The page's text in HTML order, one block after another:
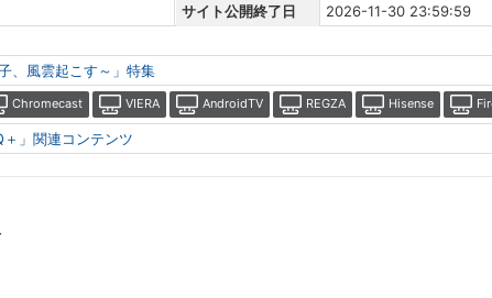
サイト公開終了日
2026-11-30 23:59:59
、風雲起こす～」特集
Chromecast VIERA AndroidTV REGZA Hisense
＋」関連コンテンツ